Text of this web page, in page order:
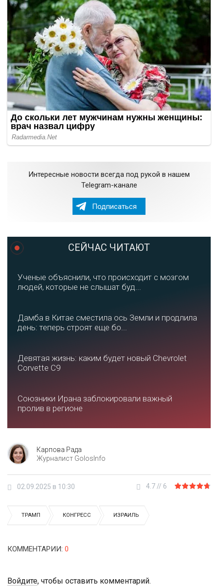
Интересные новости всегда под рукой в нашем
Telegram-канале
Подписаться
СЕЙЧАС ЧИТАЮТ
Ученые объяснили, что происходит с мозгом
людей, которые не слышат буд...
Дамба в Китае сместила ось Земли и продлила
день: теперь строят еще бо...
Девятая жизнь: каким будет новый Chevrolet
Corvette C9
Союзники Ирана заблокировали важный
пролив в регионе
Карпова Рада
Журналист GolosInfo
02.09.2025 в 10:30 4.7 // 6
ТРАМП КОНГРЕСС ИЗРАИЛЬ
КОММЕНТАРИИ: 0
Войдите, чтобы оставить комментарий.